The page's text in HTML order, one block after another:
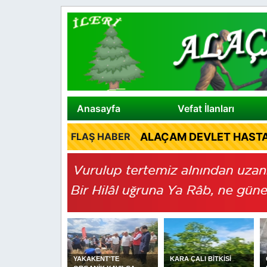
Anasayfa Vefat İlanları
FLAŞ HABER ALAÇAM DEVLET
KARA ÇALI BİTKİSİ
Cuma Hutbesi: Helal